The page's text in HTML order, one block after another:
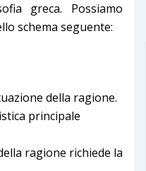
greca. Possiamo
lo schema seguente:
della ragione.
principale
ragione richiede la